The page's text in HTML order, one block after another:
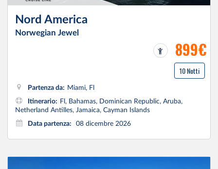
Nord America
Norwegian Jewel
899€
10 Notti
Partenza da: Miami, Fl
Itinerario: Fl, Bahamas, Dominican Republic, Aruba,
Netherland Antilles, Jamaica, Cayman Islands
Data partenza:
08 dicembre 2026